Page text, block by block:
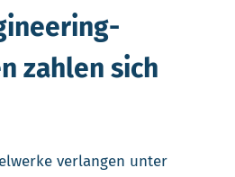
zahlen sich
verlangen unter